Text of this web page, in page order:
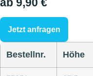
ab 9,90 €
Jetzt anfragen
Bestellnr. Höhe